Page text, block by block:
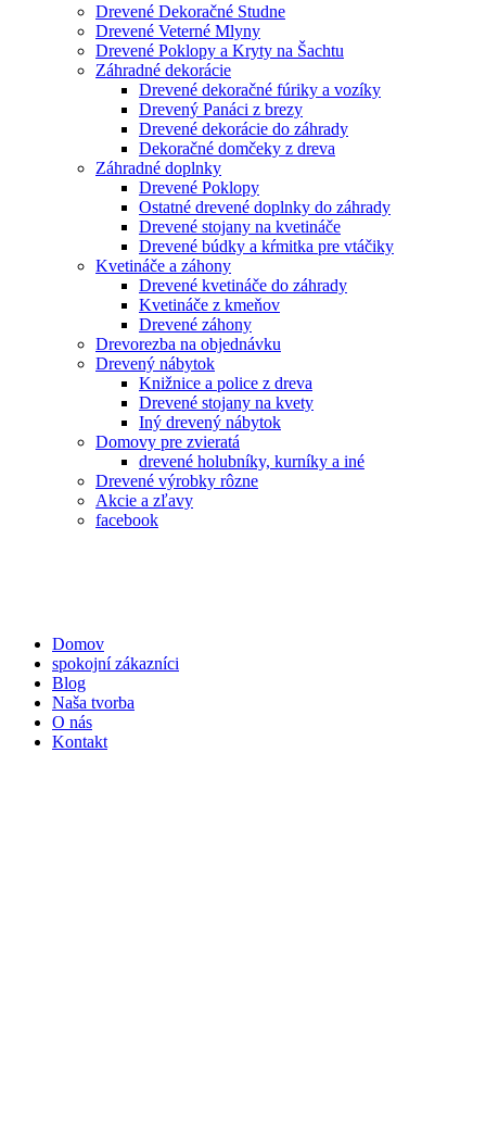
Drevené Dekoračné Studne
Drevené Veterné Mlyny
Drevené Poklopy a Kryty na Šachtu
Záhradné dekorácie
Drevené dekoračné fúriky a vozíky
Drevený Panáci z brezy
Drevené dekorácie do záhrady
Dekoračné domčeky z dreva
Záhradné doplnky
Drevené Poklopy
Ostatné drevené doplnky do záhrady
Drevené stojany na kvetináče
Drevené búdky a kŕmitka pre vtáčiky
Kvetináče a záhony
Drevené kvetináče do záhrady
Kvetináče z kmeňov
Drevené záhony
Drevorezba na objednávku
Drevený nábytok
Knižnice a police z dreva
Drevené stojany na kvety
Iný drevený nábytok
Domovy pre zvieratá
drevené holubníky, kurníky a iné
Drevené výrobky rôzne
Akcie a zľavy
facebook
Domov
spokojní zákazníci
Blog
Naša tvorba
O nás
Kontakt